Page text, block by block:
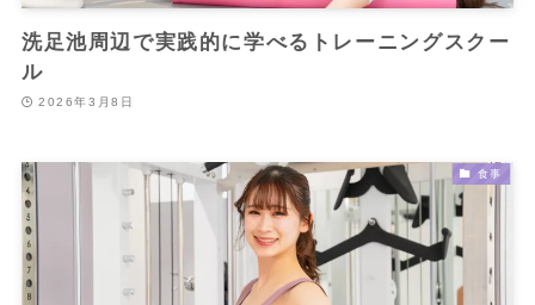
洗足池周辺で実践的に学べるトレーニングスクー
ル
2026年3月8日
食事